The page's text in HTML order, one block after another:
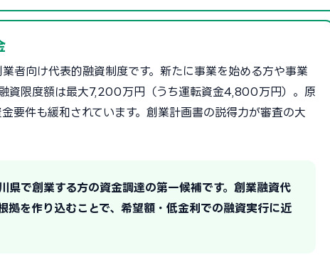
者向け代表的融資制度です。新たに事業を始める方や事業
資限度額は最大7,200万円（うち運転資金4,800万円）。原
要件も緩和されています。創業計画書の説得力が審査の大
県で創業する方の資金調達の第一候補です。創業融資代
拠を作り込むことで、希望額・低金利での融資実行に近